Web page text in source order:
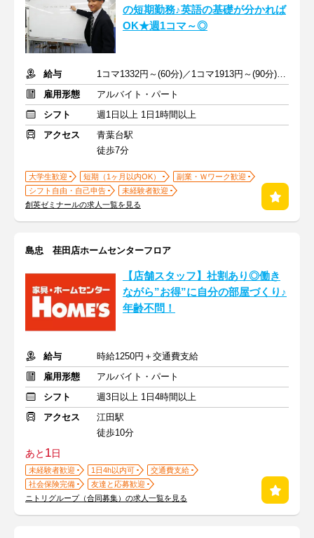
の短期勤務♪英語の基礎が分かれば
OK★週1コマ～◎
給与
1コマ1332円～(60分)／1コマ1913円～(90分) ※準備報告手当込み
雇用形態
アルバイト・パート
シフト
週1日以上 1日1時間以上
アクセス
青葉台駅
徒歩7分
大学生歓迎 短期（1ヶ月以内OK）
副業・Ｗワーク歓迎
シフト自由・自己申告
未経験者歓迎
創英ゼミナールの求人一覧を見る
島忠 荏田店ホームセンターフロア
【店舗スタッフ】社割あり◎働き
ながら”お得”に自分の部屋づくり♪
年齢不問！
給与
時給1250円＋交通費支給
雇用形態
アルバイト・パート
シフト
週3日以上 1日4時間以上
アクセス
江田駅
徒歩10分
あと 1日
未経験者歓迎 1日4h以内可
交通費支給
社会保険完備
友達と応募歓迎
ニトリグループ（合同募集）の求人一覧を見る